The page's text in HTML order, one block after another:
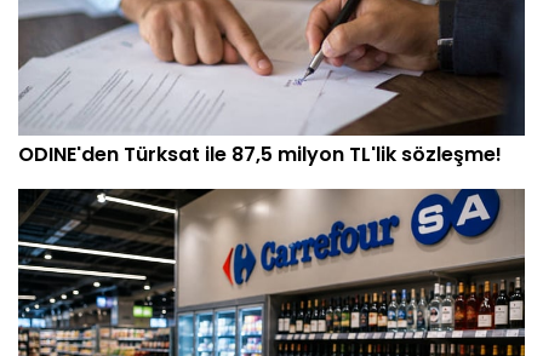
ODINE'den Türksat ile 87,5 milyon TL'lik sözleşme!